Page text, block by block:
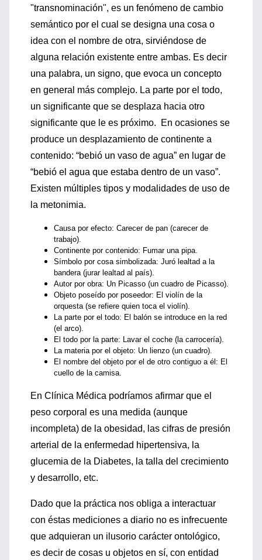
"transnominación", es un fenómeno de cambio
semántico por el cual se designa una cosa o
idea con el nombre de otra, sirviéndose de
alguna relación existente entre ambas. Es decir
una palabra, un signo, que evoca un concepto
en general más complejo. La parte por el todo,
un significante que se desplaza hacia otro
significante que le es próximo. En ocasiones se
produce un desplazamiento de continente a
contenido: “bebió un vaso de agua” en lugar de
“bebió el agua que estaba dentro de un vaso”.
Existen múltiples tipos y modalidades de uso de
la metonimia.
Causa por efecto: Carecer de pan (carecer de
trabajo).
Continente por contenido: Fumar una pipa.
Símbolo por cosa simbolizada: Juró lealtad a la
bandera (jurar lealtad al país).
Autor por obra: Un Picasso (un cuadro de Picasso).
Objeto poseído por poseedor: El violín de la
orquesta (se refiere quien toca el violín).
La parte por el todo: El balón se introduce en la red
(el arco).
El todo por la parte: Lavar el coche (la carrocería).
La materia por el objeto: Un lienzo (un cuadro).
El nombre del objeto por el de otro contiguo a él: El
cuello de la camisa.
En Clínica Médica podríamos afirmar que el
peso corporal es una medida (aunque
incompleta) de la obesidad, las cifras de presión
arterial de la enfermedad hipertensiva, la
glucemia de la Diabetes, la talla del crecimiento
y desarrollo, etc.
Dado que la práctica nos obliga a interactuar
con éstas mediciones a diario no es infrecuente
que adquieran un ilusorio carácter ontológico,
es decir de cosas u objetos en sí, con entidad